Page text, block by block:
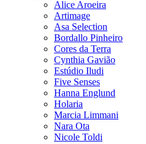
Alice Aroeira
Artimage
Asa Selection
Bordallo Pinheiro
Cores da Terra
Cynthia Gavião
Estúdio Iludi
Five Senses
Hanna Englund
Holaria
Marcia Limmani
Nara Ota
Nicole Toldi